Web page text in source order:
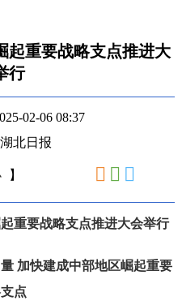
起重要战略支点推进大
行
02-06 08:37
北日报
】
重要战略支点推进大会举行
加快建成中部地区崛起重要
点